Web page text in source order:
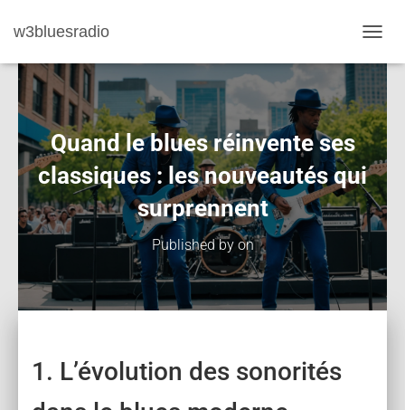
w3bluesradio
Quand le blues réinvente ses
classiques : les nouveautés qui
surprennent
Published by on
1. L’évolution des sonorités